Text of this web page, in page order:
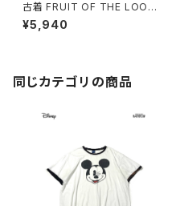
古着 FRUIT OF THE LOOM
フルーツオブザルーム プリント
コットン 半袖 Ｔシャツ ビビット
¥5,940
同じカテゴリの商品